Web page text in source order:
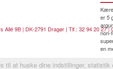
til at huske dine indstillinger,
er 5
non-
en
Allé 9B | DK-2791 Dragør | Tlf.: 32 94 20 27 |